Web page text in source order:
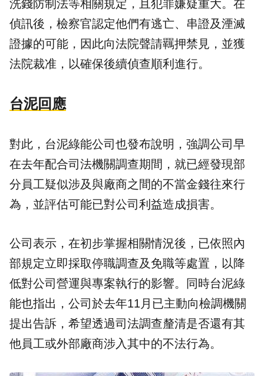
洗錢防制法等相關規定，且犯罪嫌疑重大。在
偵訊後，檢察官認定他們有逃亡、串證及湮滅
證據的可能，因此向法院聲請羈押禁見，並獲
法院裁准，以確保後續偵查順利進行。
台泥回應
對此，台泥綠能公司也發布說明，強調公司早
在去年配合司法機關調查期間，就已經發現部
分員工疑似涉及與廠商之間的不當金錢往來行
為，並評估可能已對公司利益造成損害。
公司表示，在初步掌握相關情況後，已依照內
部規定立即採取停職調查及免職等處置，以降
低對公司營運與專案執行的影響。同時台泥綠
能也指出，公司於去年11月已主動向檢調機關
提出告訴，希望透過司法調查釐清是否還有其
他員工或外部廠商涉入其中的不法行為。